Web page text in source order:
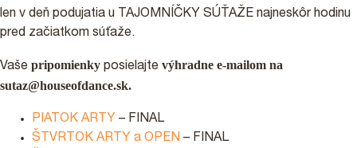
len v deň podujatia u TAJOMNÍČKY SÚŤAŽE najneskôr hodinu
pred začiatkom súťaže.
Vaše pripomienky posielajte výhradne e-mailom na
sutaz@houseofdance.sk.
PIATOK ARTY – FINAL
ŠTVRTOK ARTY a OPEN – FINAL